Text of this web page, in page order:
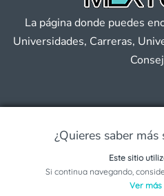
¿Quieres saber
Solicita información
La página donde puedes
Universidades, Carreras,
Convocatorias 2026
Este sitio
Si continua navegando,
Ver más